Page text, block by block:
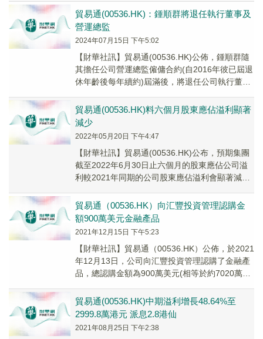
貿易通(00536.HK)：鍾順群將退任執行董事及
營運總監
2024年07月15日 下午5:02
【財華社訊】貿易通(00536.HK)公佈，鍾順群隨
其擔任公司營運總監僱傭合約(自2016年彼已屆退
休年齡後每年續約)屆滿後，將退任公司執行董事
貿易通(00536.HK)料六個月股東應佔溢利顯著
減少
2022年05月20日 下午4:47
【財華社訊】貿易通(00536.HK)公布，預期集團
截至2022年6月30日止六個月的股東應佔公司溢
利較2021年同期的公司股東應佔溢利會顯著減
貿易通（00536.HK）向汇豐投資管理認購金
額900萬美元金融產品
2021年12月15日 下午5:23
【財華社訊】貿易通（00536.HK）公佈，於2021
年12月13日，公司向汇豐投資管理認購了金融產
品，總認購金額為900萬美元(相等於約7020萬港
貿易通(00536.HK)中期溢利增長48.64%至
2999.8萬港元 派息2.8港仙
2021年08月25日 下午2:38